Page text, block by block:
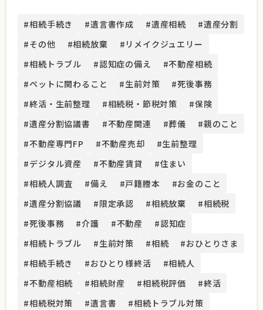
#相続手続き #遺言書作成 #遺産相続
#遺産分割
#その他
#相続放棄
#リメイクジュエリー
#相続トラブル
#認知症の備え
#不動産相続
#ペットに関わること
#生前対策
#死後事務
#終活・生前整理
#相続税・節税対策
#保険
#遺産分割協議書
#不動産関連 #葬儀
#親のこと
#不動産専門FP
#不動産売却
#生前整理
#デジタル資産
#不動産賃貸
#住まい
#相続人調査
#備え #戸籍謄本
#お金のこと
#遺産分割協議
#限定承認 #相続放棄
#相続税
#死後事務
#介護 #不動産
#認知症
#相続トラブル
#生前対策 #相続
#おひとりさま
#相続手続き
#おひとり様終活
#相続人
#不動産相続
#相続財産 #相続税評価
#終活
#相続税対策
#遺言書 #相続トラブル対策